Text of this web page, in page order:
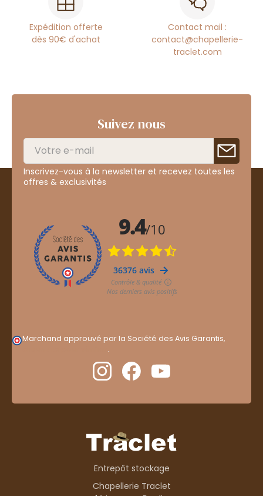
Expédition offerte
dès 90€ d'achat
Contact mail :
contact@chapellerie-
traclet.com
Suivez nous
Inscrivez-vous à la newsletter et recevez toutes les
offres & exclusivités
Marchand approuvé par la Société des Avis Garantis,
.
Entrepôt stockage
Chapellerie Traclet